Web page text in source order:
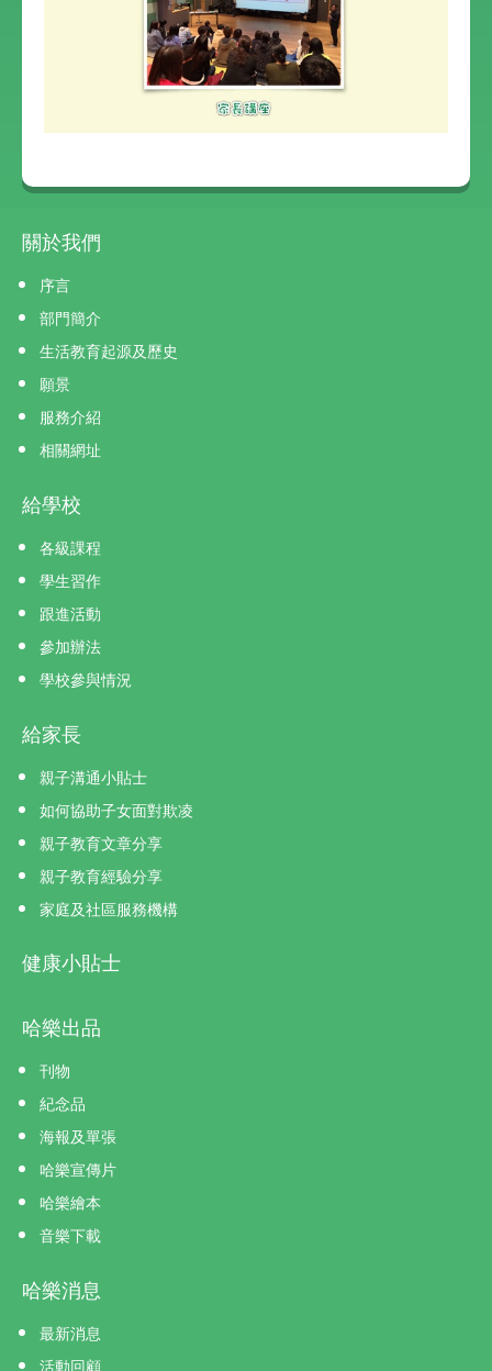
關於我們
序言
部門簡介
生活教育起源及歷史
願景
服務介紹
相關網址
給學校
各級課程
學生習作
跟進活動
參加辦法
學校參與情況
給家長
親子溝通小貼士
如何協助子女面對欺凌
親子教育文章分享
親子教育經驗分享
家庭及社區服務機構
健康小貼士
哈樂出品
刊物
紀念品
海報及單張
哈樂宣傳片
哈樂繪本
音樂下載
哈樂消息
最新消息
活動回顧